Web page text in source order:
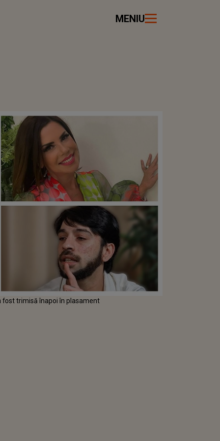
MENIU
fost trimisă înapoi în plasament